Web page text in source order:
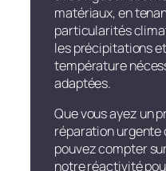
matériaux, en
particularités
les précipitations
température
adaptées.
Que vous ayez un
réparation urgente
pouvez compter
notre réactivité